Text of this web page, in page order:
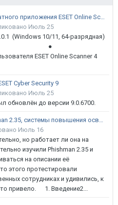
Новая версия бесплатного приложения ESET Online Scanner доступна пользователям
Июль 25
(Windows 10/11, 64-разрядная)
ESET Online Scanner 4
Cyber Security 9
Июль 25
обновлён до версии 9.0.6700.
Тестирование Phishman 2.35, системы повышения осведомлённости пользователей в сфере ИБ
Июль 16
но работает ли она на
изучили Phishman 2.35 и
на описании её
этого протестировали
сотрудниках и удивились, к
привело. 1. Введение2...